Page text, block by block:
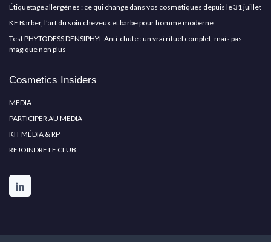
Étiquetage allergènes : ce qui change dans vos cosmétiques depuis le 31 juillet
KF Barber, l’art du soin cheveux et barbe pour homme moderne
Test PHYTODESS DENSIPHYL Anti-chute : un vrai rituel complet, mais pas
magique non plus
Cosmetics Insiders
MEDIA
PARTICIPER AU MEDIA
KIT MÉDIA & RP
REJOINDRE LE CLUB